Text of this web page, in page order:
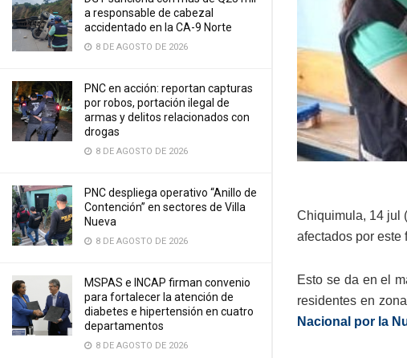
a responsable de cabezal
accidentado en la CA-9 Norte
8 DE AGOSTO DE 2026
PNC en acción: reportan capturas
por robos, portación ilegal de
armas y delitos relacionados con
drogas
8 DE AGOSTO DE 2026
PNC despliega operativo “Anillo de
Contención” en sectores de Villa
Nueva
8 DE AGOSTO DE 2026
MSPAS e INCAP firman convenio
para fortalecer la atención de
diabetes e hipertensión en cuatro
departamentos
8 DE AGOSTO DE 2026
Chiquimula, 14 jul
afectados por este
Esto se da en el
residentes en
Nacional por la